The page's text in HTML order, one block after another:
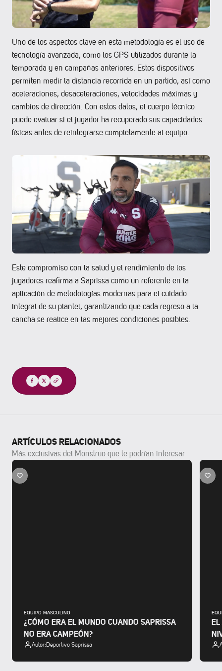
Uno de los aspectos clave en esta metodología es el uso de
tecnología avanzada, como los GPS utilizados durante la
temporada y en campañas anteriores. Estos dispositivos
permiten medir la distancia recorrida en un partido, así como
aceleraciones, desaceleraciones, velocidades máximas y
cambios de dirección. Con estos datos, el cuerpo técnico
puede evaluar si el jugador ha recuperado sus capacidades
físicas antes de reintegrarse completamente al equipo.
Este compromiso con la salud y el rendimiento de los
jugadores reafirma a Saprissa como un referente en la
aplicación de metodologías modernas para el cuidado
integral de su plantel, garantizando que cada regreso a la
cancha se realice en las mejores condiciones posibles.
Compartir
ARTÍCULOS RELACIONADOS
Más exclusivas del Monstruo que te podrían interesar
EQUIPO MASCULINO
¿CÓMO ERA EL MUNDO CUANDO SAPRISSA
NO ERA CAMPEÓN?
Autor:Deportivo Saprissa
EL